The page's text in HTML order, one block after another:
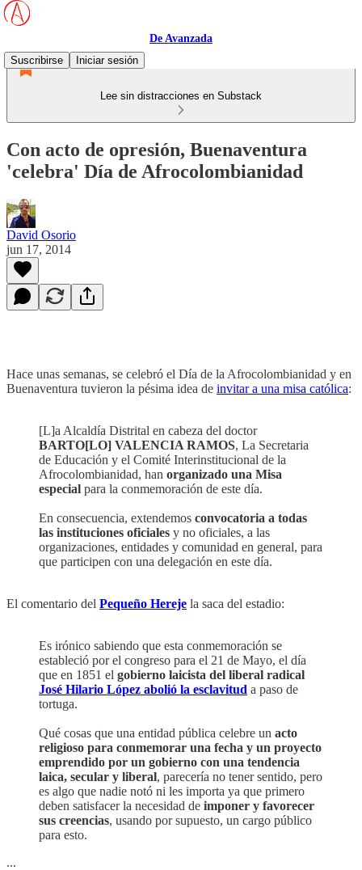
De Avanzada
Suscribirse
Iniciar sesión
Lee sin distracciones en Substack
Con acto de opresión, Buenaventura
'celebra' Día de Afrocolombianidad
David Osorio
jun 17, 2014
Hace unas semanas, se celebró el Día de la Afrocolombianidad y en
Buenaventura tuvieron la pésima idea de invitar a una misa católica:
[L]a Alcaldía Distrital en cabeza del doctor
BARTO[LO] VALENCIA RAMOS, La Secretaria
de Educación y el Comité Interinstitucional de la
Afrocolombianidad, han organizado una Misa
especial para la conmemoración de este día.
En consecuencia, extendemos convocatoria a todas
las instituciones oficiales y no oficiales, a las
organizaciones, entidades y comunidad en general, para
que participen con una delegación en este día.
El comentario del Pequeño Hereje la saca del estadio:
Es irónico sabiendo que esta conmemoración se
estableció por el congreso para el 21 de Mayo, el día
que en 1851 el gobierno laicista del liberal radical
José Hilario López abolió la esclavitud a paso de
tortuga.
Qué cosas que una entidad pública celebre un acto
religioso para conmemorar una fecha y un proyecto
emprendido por un gobierno con una tendencia
laica, secular y liberal, parecería no tener sentido, pero
es algo que nadie notó ni les importa ya que primero
deben satisfacer la necesidad de imponer y favorecer
sus creencias, usando por supuesto, un cargo público
para esto.
...